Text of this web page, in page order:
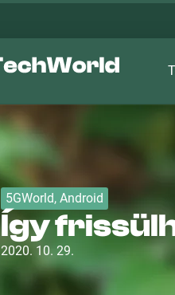
5GWorld, Android
Így
2020. 10. 29.